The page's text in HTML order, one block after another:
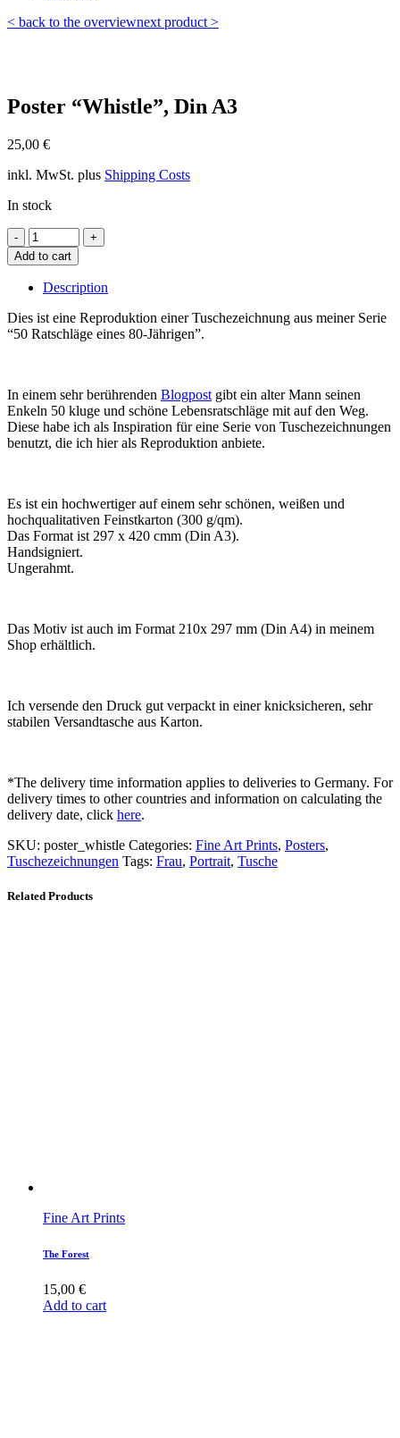
< back to the overviewnext product >
Poster “Whistle”, Din A3
25,00 €
inkl. MwSt. plus Shipping Costs
In stock
Add to cart
Description
Dies ist eine Reproduktion einer Tuschezeichnung aus meiner Serie
“50 Ratschläge eines 80-Jährigen”.
In einem sehr berührenden Blogpost gibt ein alter Mann seinen
Enkeln 50 kluge und schöne Lebensratschläge mit auf den Weg.
Diese habe ich als Inspiration für eine Serie von Tuschezeichnungen
benutzt, die ich hier als Reproduktion anbiete.
Es ist ein hochwertiger auf einem sehr schönen, weißen und
hochqualitativen Feinstkarton (300 g/qm).
Das Format ist 297 x 420 cmm (Din A3).
Handsigniert.
Ungerahmt.
Das Motiv ist auch im Format 210x 297 mm (Din A4) in meinem
Shop erhältlich.
Ich versende den Druck gut verpackt in einer knicksicheren, sehr
stabilen Versandtasche aus Karton.
*The delivery time information applies to deliveries to Germany. For
delivery times to other countries and information on calculating the
delivery date, click here.
SKU: poster_whistle Categories: Fine Art Prints, Posters,
Tuschezeichnungen Tags: Frau, Portrait, Tusche
Related Products
Fine Art Prints
The Forest
15,00 €
Add to cart